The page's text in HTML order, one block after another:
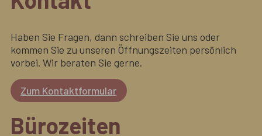
Haben Sie Fragen, dann schreiben Sie uns oder
kommen Sie zu unseren Öffnungszeiten persönlich
vorbei. Wir beraten Sie gerne.
Zum Kontaktformular
Bürozeiten